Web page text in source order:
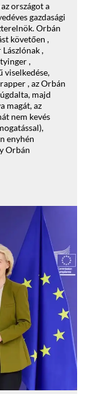
országot a
gazdasági
Orbán
követően ,
,
,
viselkedése,
, az Orbán
majd
magát, az
nem kevés
enyhén
Orbán